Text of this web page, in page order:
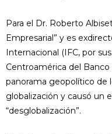
Para el Dr. Roberto
Empresarial” y es
Internacional (IFC, por
Centroamérica del
panorama geopolítico de
globalización y causó un
“desglobalización”.